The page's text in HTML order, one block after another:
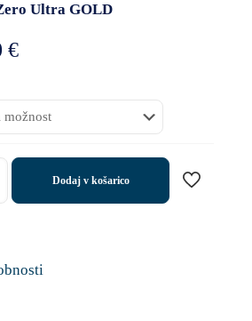
Ultra GOLD
€Cenovni
od
2,50 €
do
48,00 €
Dodaj v košarico